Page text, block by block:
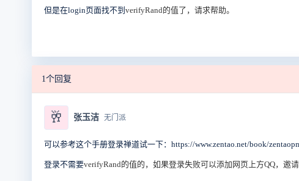
但是在login页面找不到 verifyRand的值了，请求帮助。
1个回复
🥂 张玉洁 无门派
可以参考这个手册登录禅道试一下：https://www.zentao.net/book/
登录不需要verifyRand的值的，如果登录失败可以添加网页上方QQ，邀